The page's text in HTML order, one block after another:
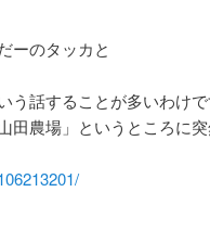
ーのタッカと
話することが多いわけで
田農場」というところに